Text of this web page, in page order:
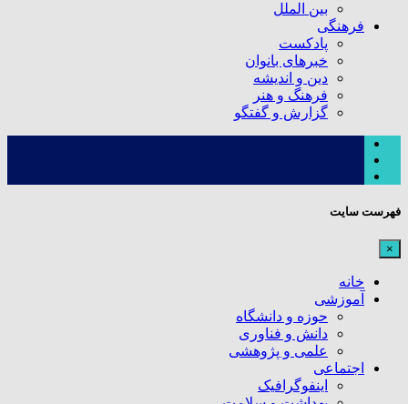
بین الملل
فرهنگی
پادکست
خبرهای بانوان
دین و اندیشه
فرهنگ و هنر
گزارش و گفتگو
فهرست سایت
×
خانه
آموزشی
حوزه و دانشگاه
دانش و فناوری
علمی و پژوهشی
اجتماعی
اینفوگرافیک